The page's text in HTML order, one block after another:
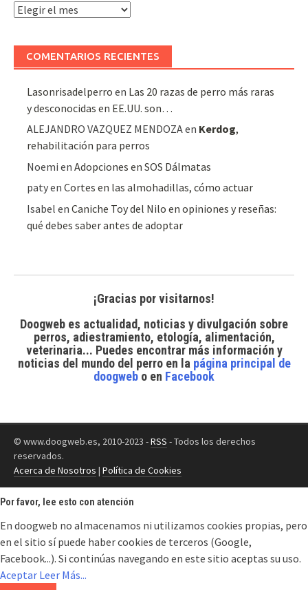
Archivo
COMENTARIOS RECIENTES
Lasonrisadelperro en Las 20 razas de perro más raras
y desconocidas en EE.UU. son…
ALEJANDRO VAZQUEZ MENDOZAen Kerdog,
rehabilitación para perros
Noemi enAdopciones en SOS Dálmatas
patyenCortes en las almohadillas, cómo actuar
Isabel enCaniche Toy del Nilo en opiniones y reseñas:
qué debes saber antes de adoptar
¡Gracias por visitarnos!
Doogweb es actualidad, noticias y divulgación sobre
perros, adiestramiento, etología, alimentación,
veterinaria... Puedes encontrar más información y
noticias del mundo del perroen la página principal de
doogweb o en Facebook
© www.doogweb.es, 2010-2023 -RSS - Todos los derechos
reservados.
Acerca de Nosotros | Política de Cookies
Por favor, lee esto con atención
En doogweb no almacenamos ni utilizamos cookies propias, pero
en el sitio sí puede haber cookies de terceros (Google,
Facebook...). Si continúas navegando en este sitio aceptas su uso.
Aceptar Leer Más...